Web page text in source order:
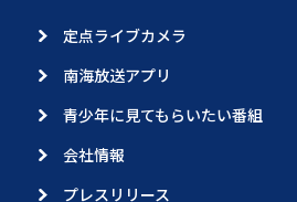
定点ライブカメラ
南海放送アプリ
青少年に見てもらいたい番組
会社情報
プレスリリース